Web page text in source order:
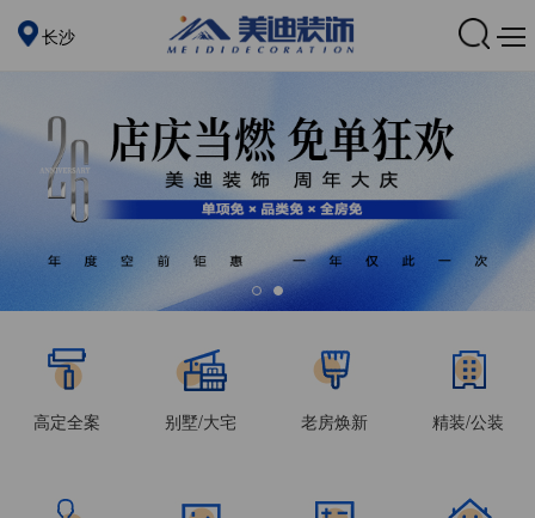
长沙
高定全案 别墅/大宅 老房焕新 精装/公装